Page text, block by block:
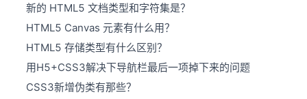
新的 HTML5 文档类型和字符集是？
HTML5 Canvas 元素有什么用？
HTML5 存储类型有什么区别？
用H5+CSS3解决下导航栏最后一项掉下来的问题
CSS3新增伪类有那些？